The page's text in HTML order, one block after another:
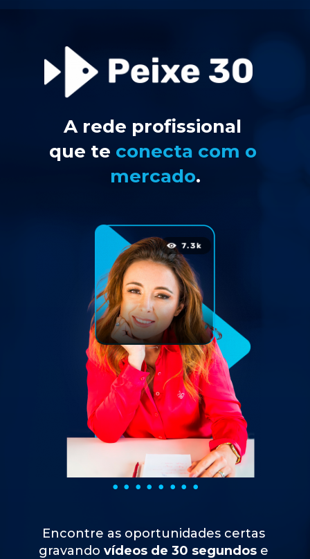
A rede profissional
que te conecta com o
mercado.
Encontre as oportunidades certas
gravando vídeos de 30 segundos e